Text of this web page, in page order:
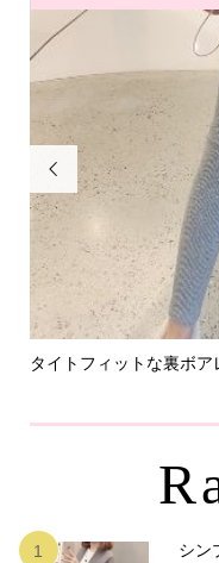

タイトフィットな裏ボア
1 シン